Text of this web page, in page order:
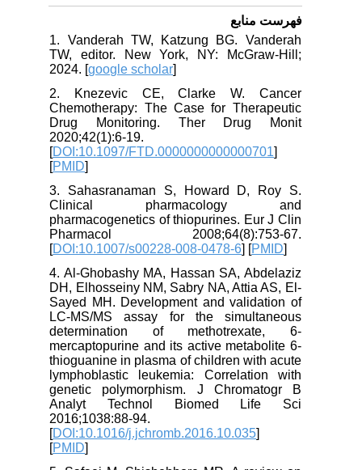
فهرست منابع
1. Vanderah TW, Katzung BG. Vanderah
TW, editor. New York, NY: McGraw-Hill;
2024. [google scholar
2. Knezevic CE, Clarke W. Cancer
Chemotherapy: The Case for Therapeutic
Drug Monitoring. Ther Drug Monit
2020;42(1):6-19.
[DOI:10.1097/FTD.0000000000000701
[PMID
3. Sahasranaman S, Howard D, Roy S.
Clinical pharmacology and
pharmacogenetics of thiopurines. Eur J Clin
Pharmacol 2008;64(8):753-67.
[DOI:10.1007/s00228-008-0478-6] [PMID
4. Al-Ghobashy MA, Hassan SA, Abdelaziz
DH, Elhosseiny NM, Sabry NA, Attia AS, El-
Sayed MH. Development and validation of
LC-MS/MS assay for the simultaneous
determination of methotrexate, 6-
mercaptopurine and its active metabolite 6-
thioguanine in plasma of children with acute
lymphoblastic leukemia: Correlation with
genetic polymorphism. J Chromatogr B
Analyt Technol Biomed Life Sci
2016;1038:88-94.
[DOI:10.1016/j.jchromb.2016.10.035
[PMID